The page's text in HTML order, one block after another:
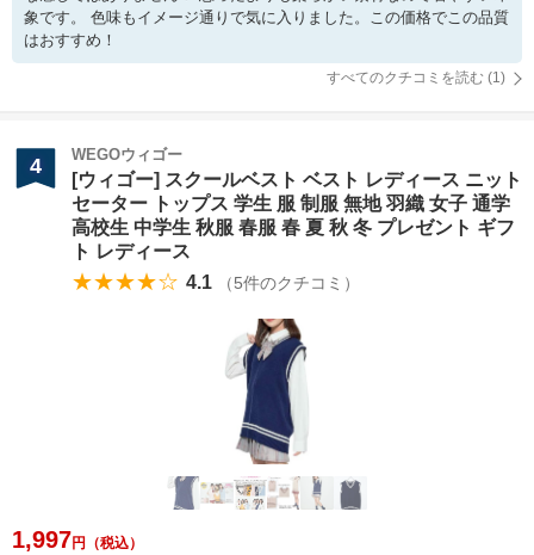
象です。 色味もイメージ通りで気に入りました。この価格でこの品質
はおすすめ！
すべてのクチコミを読む (1)
4 WEGOウィゴー
[ウィゴー] スクールベスト ベスト レディース ニット
セーター トップス 学生 服 制服 無地 羽織 女子 通学
高校生 中学生 秋服 春服 春 夏 秋 冬 プレゼント ギフ
ト レディース
★★★★☆ 4.1 （5件のクチコミ）
1,997